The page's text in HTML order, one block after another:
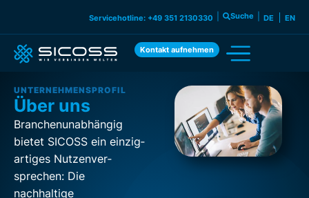
DE EN
Suche
Servicehotline: +49 351 2130330
Kontakt aufnehmen
UNTERNEHMENSPROFIL
Über uns
Branchenunabhängig
bietet SICOSS ein einzig­
artiges Nutzenver­
sprechen: Die
nachhaltige